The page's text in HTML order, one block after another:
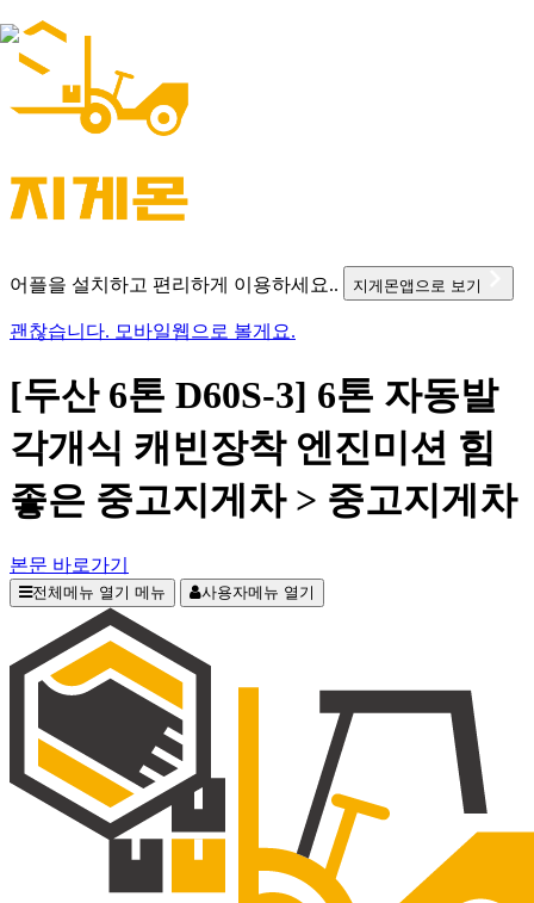
어플을 설치하고 편리하게 이용하세요.. 지게몬앱으로 보기
괜찮습니다. 모바일웹으로 볼게요.
[두산 6톤 D60S-3] 6톤 자동발
각개식 캐빈장착 엔진미션 힘
좋은 중고지게차 > 중고지게차
본문 바로가기
전체메뉴 열기 메뉴 사용자메뉴 열기